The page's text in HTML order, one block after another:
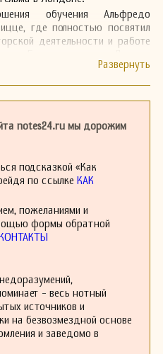
обучения Альфредо
где полностью посвятил
деятельности и работе
был скрипачом и позже
notes24.ru мы дорожим
подсказкой «Как
по ссылке КАК
пожеланиями и
формы обратной
- весь нотный
источников и
на безвозмездной основе
и заведомо в